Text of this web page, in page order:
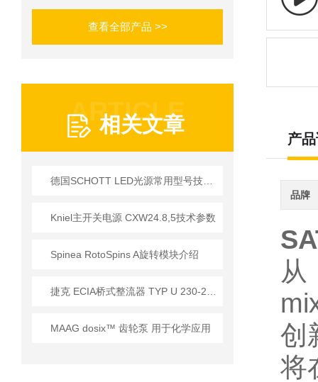
查看全部产品 >>
ARTICLE
相关文章
Kniel主开关电源 CXW24.8,5技术参数
Spinea RotoSpins A旋转模块介绍
MAAG dosix™ 齿轮泵 用于化学应用
产
品牌
从
创
将